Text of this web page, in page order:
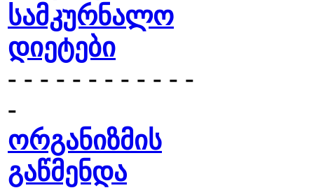
სამკურნალო
დიეტები
- - - - - - - - - - - -
-
ორგანიზმის
გაწმენდა